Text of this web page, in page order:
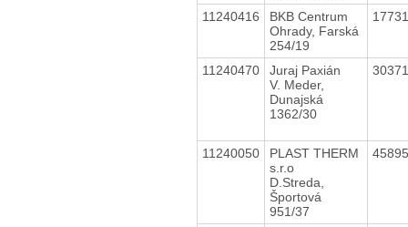
11240416
BKB Centrum
Ohrady, Farská
254/19
11240470
Juraj Paxián
V. Meder,
Dunajská
1362/30
11240050
PLAST THERM
s.r.o
D.Streda,
Športová
951/37